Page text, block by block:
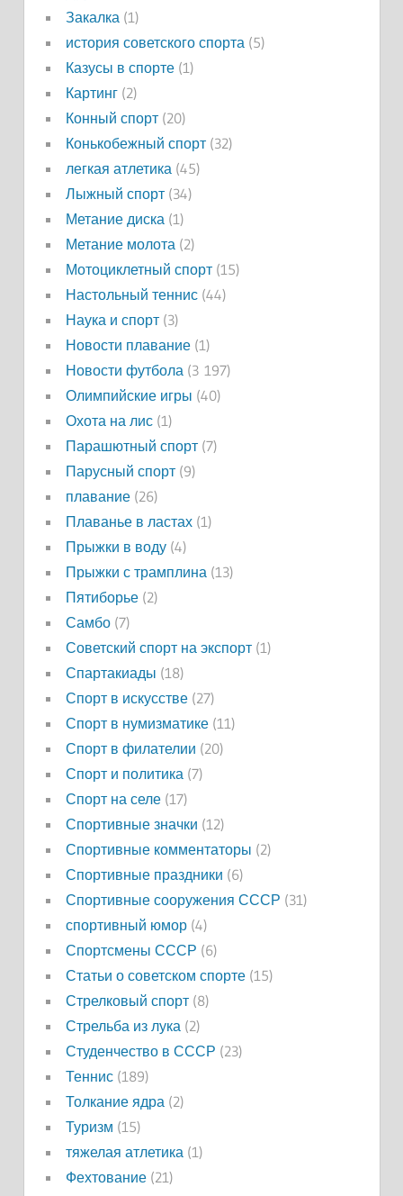
Закалка(1)
история советского спорта(5)
Казусы в спорте(1)
Картинг(2)
Конный спорт(20)
Конькобежный спорт(32)
легкая атлетика(45)
Лыжный спорт(34)
Метание диска(1)
Метание молота(2)
Мотоциклетный спорт(15)
Настольный теннис(44)
Наука и спорт(3)
Новости плавание(1)
Новости футбола(3 197)
Олимпийские игры (40)
Охота на лис(1)
Парашютный спорт(7)
Парусный спорт(9)
плавание(26)
Плаванье в ластах(1)
Прыжки в воду(4)
Прыжки с трамплина(13)
Пятиборье(2)
Самбо(7)
Советский спорт на экспорт(1)
Спартакиады (18)
Спорт в искусстве(27)
Спорт в нумизматике(11)
Спорт в филателии (20)
Спорт и политика(7)
Спорт на селе(17)
Спортивные значки (12)
Спортивные комментаторы (2)
Спортивные праздники (6)
Спортивные сооружения СССР (31)
спортивный юмор(4)
Спортсмены СССР (6)
Статьи о советском спорте(15)
Стрелковый спорт(8)
Стрельба из лука(2)
Студенчество в СССР (23)
Теннис(189)
Толкание ядра(2)
Туризм (15)
тяжелая атлетика(1)
Фехтование(21)